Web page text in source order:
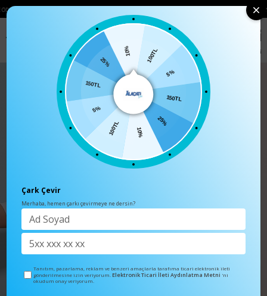
750₺ ÜZERI KARGO ÜCRETSIZ • 🛍️ YENI SEZON ÜRÜNLERINDE 2
TÜM ÜRÜNLER 100TL
5%
150TL
25%
100TL
150TL
25%
Çark Çevir
Merhaba, hemen çarkı çevirmeye ne dersin?
Tanıtım, pazarlama, reklam ve benzeri amaçlarla tarafıma ticari elektronik ileti
gönderilmesine izin veriyorum.Elektronik Ticari İleti Aydınlatma Metni 'ni
okudum onay veriyorum.